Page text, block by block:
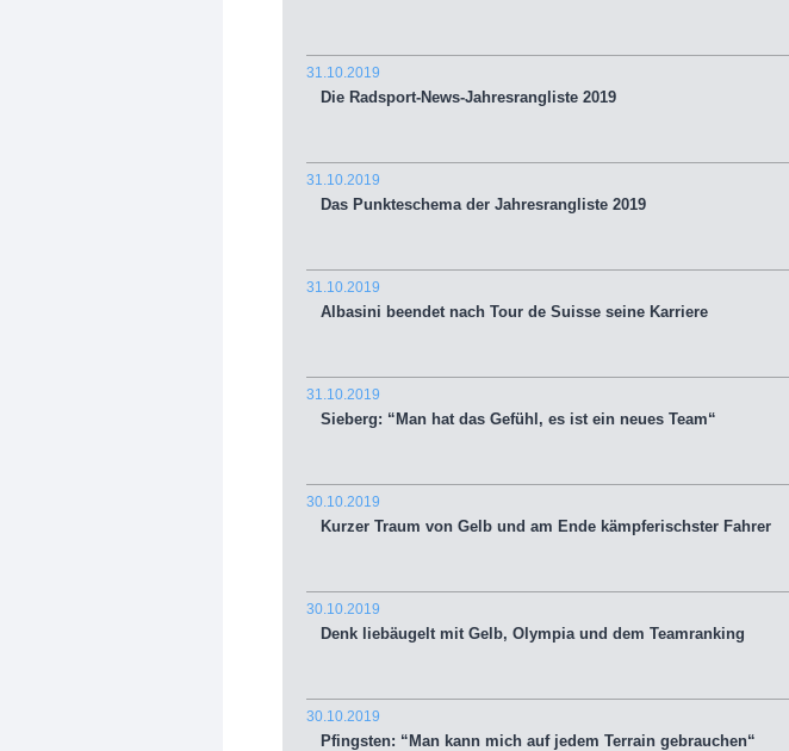
31.10.2019
Die Radsport-News-Jahresrangliste 2019
31.10.2019
Das Punkteschema der Jahresrangliste 2019
31.10.2019
Albasini beendet nach Tour de Suisse seine Karriere
31.10.2019
Sieberg: “Man hat das Gefühl, es ist ein neues Team“
30.10.2019
Kurzer Traum von Gelb und am Ende kämpferischster Fahrer
30.10.2019
Denk liebäugelt mit Gelb, Olympia und dem Teamranking
30.10.2019
Pfingsten: “Man kann mich auf jedem Terrain gebrauchen“